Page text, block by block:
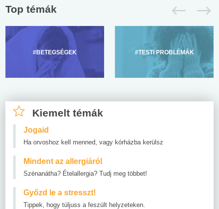
Top témák
#BETEGSÉGEK #TESTI PROBLÉMÁK
Kiemelt témák
Jogaid
Ha orvoshoz kell menned, vagy kórházba kerülsz
Mindent az allergiáról
Szénanátha? Ételallergia? Tudj meg többet!
Győzd le a stresszt!
Tippek, hogy túljuss a feszült helyzeteken.